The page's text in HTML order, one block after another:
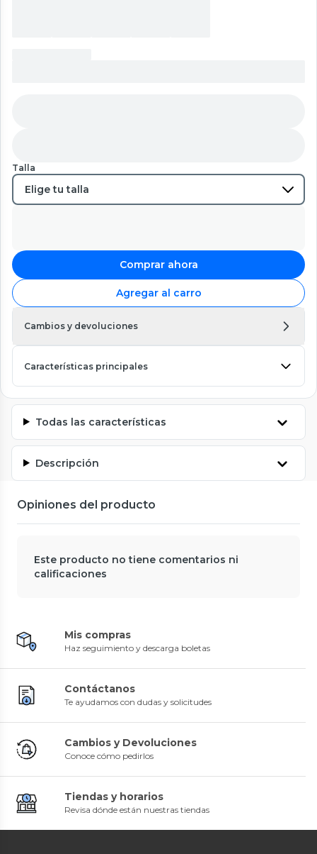
Talla
Comprar ahora
Agregar al carro
Cambios y devoluciones
Características principales
Todas las características
Descripción
Opiniones del producto
Este producto no tiene comentarios ni
calificaciones
Mis compras
Haz seguimiento y descarga boletas
Contáctanos
Te ayudamos con dudas y solicitudes
Cambios y Devoluciones
Conoce cómo pedirlos
Tiendas y horarios
Revisa dónde están nuestras tiendas